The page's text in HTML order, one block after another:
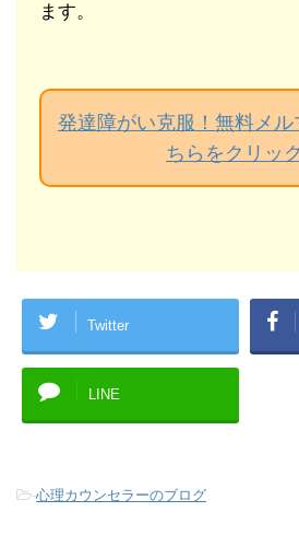
ます。
発達障がい克服！無料メル
ちらをクリッ
Twitter
LINE
-心理カウンセラーのブログ